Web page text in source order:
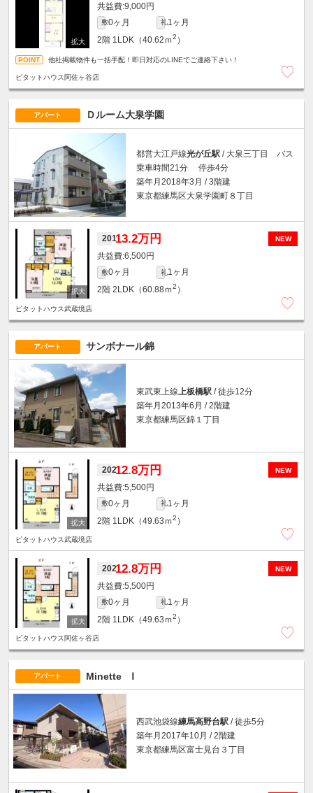
9,000円
敷0ヶ月 礼1ヶ月
2階 1LDK（40.62ｍ2 ）
他社掲載物件も一括手配！即日対応のLINEでご連絡下さい！
ピタットハウス阿佐ヶ谷店
アパート Ｄルーム大泉学園
都営大江戸線光が丘駅 / 大泉三丁目 バス
乗車時間21分 停歩4分
築年月2018年3月 / 3階建
東京都練馬区大泉学園町８丁目
NEW
20113.2万円
6,500円
敷0ヶ月 礼1ヶ月
2階 2LDK（60.88ｍ2 ）
ピタットハウス武蔵境店
アパート サンボナール錦
東武東上線上板橋駅 / 徒歩12分
築年月2013年6月 / 2階建
東京都練馬区錦１丁目
NEW
20212.8万円
5,500円
敷0ヶ月 礼1ヶ月
2階 1LDK（49.63ｍ2 ）
ピタットハウス武蔵境店
NEW
20212.8万円
5,500円
敷0ヶ月 礼1ヶ月
2階 1LDK（49.63ｍ2 ）
ピタットハウス阿佐ヶ谷店
アパート Minette Ⅰ
西武池袋線練馬高野台駅 / 徒歩5分
築年月2017年10月 / 2階建
東京都練馬区富士見台３丁目